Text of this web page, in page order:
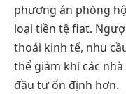
phương án phòng
loại tiền tệ fiat.
thoái kinh tế, nhu
thể giảm khi các
đầu tư ổn định hơn.